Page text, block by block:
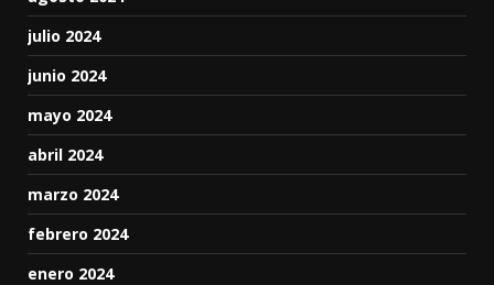
julio 2024
junio 2024
mayo 2024
abril 2024
marzo 2024
febrero 2024
enero 2024